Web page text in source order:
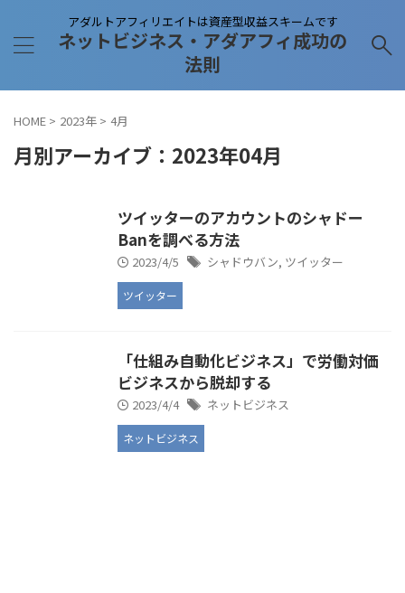
アダルトアフィリエイトは資産型収益スキームです
ネットビジネス・アダアフィ成功の
法則
HOME > 2023年 > 4月
月別アーカイブ：2023年04月
ツイッターのアカウントのシャドー
Banを調べる方法
2023/4/5 シャドウバン, ツイッター
ツイッター
「仕組み自動化ビジネス」で労働対価
ビジネスから脱却する
2023/4/4 ネットビジネス
ネットビジネス